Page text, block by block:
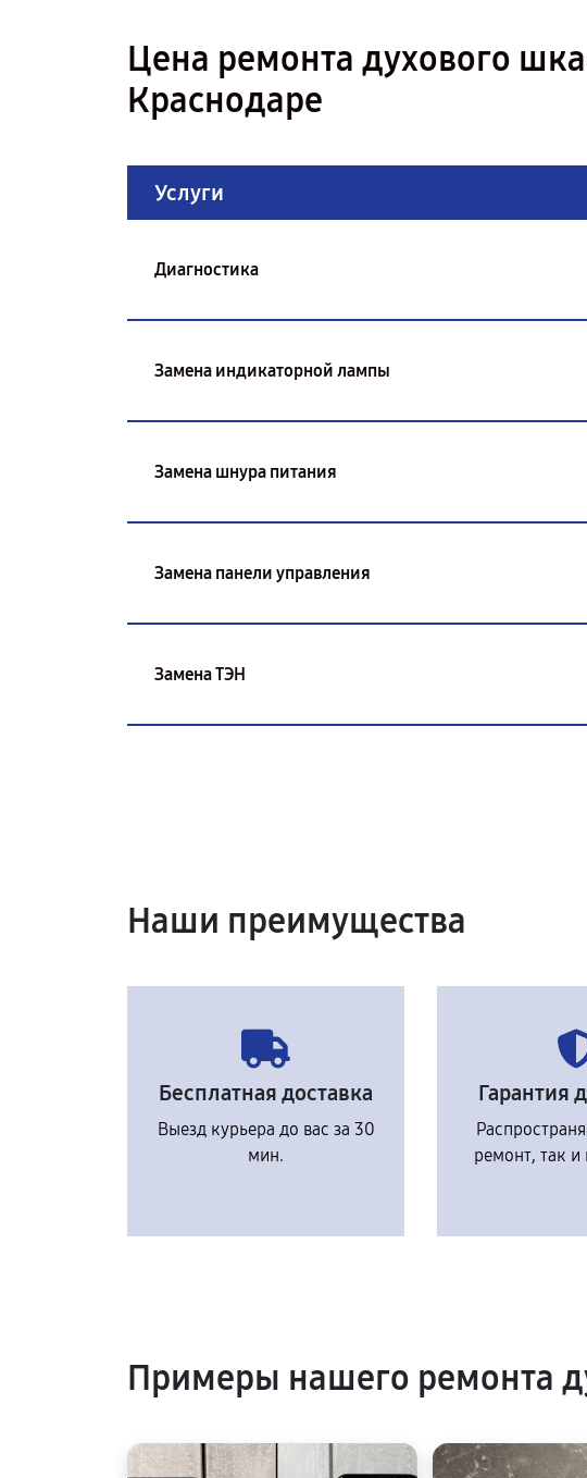
Цена ремонта духового
Краснодаре
Услуги
Диагностика
Замена индикаторной лампы
Замена шнура питания
Замена панели управления
Замена ТЭН
Наши преимущества
Бесплатная доставка
Выезд курьера до вас за 30
мин.
Гарантия
ремонт, так и
Примеры нашего ремонта